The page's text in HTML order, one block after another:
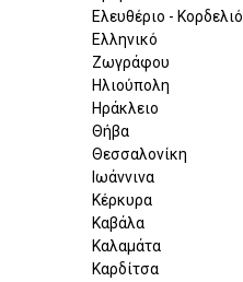
Ελευθέριο - Κορδελιό
Ελληνικό
Ζωγράφου
Ηλιούπολη
Ηράκλειο
Θήβα
Θεσσαλονίκη
Ιωάννινα
Κέρκυρα
Καβάλα
Καλαμάτα
Καρδίτσα